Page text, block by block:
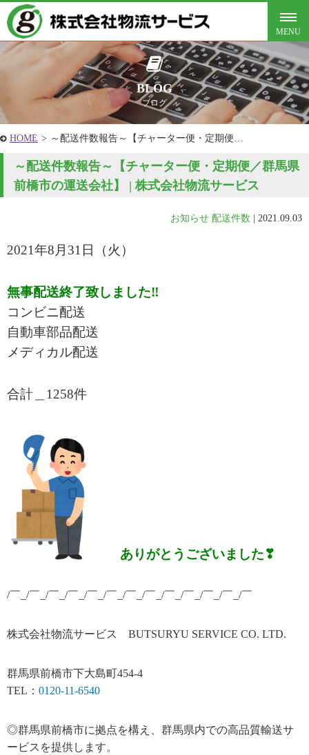
BLOG
ブログ
HOME > ～配送件数報告～【チャーター便・定期便…
～配送件数報告～【チャーター便・定期便／群馬県
前橋市の運送会社】 | 株式会社物流サービス
お知らせ 配送件数 2021.09.03
2021年8月31 日（火）
無事配送終了致しました‼
コンビニ配送
自動車部品配送
メディカル配送
合計＿1258件
ありがとうございました❣
/￣_/￣_/￣_/￣_/￣_/￣_/￣_/￣_/￣_/￣_/￣_/￣_/￣
株式会社物流サービス BUTSURYU SERVICE CO. LTD.
群馬県前橋市下大島町454-4
TEL： 0120-11-6540
◎群馬県前橋市に拠点を構え、群馬県内での高品質輸送サ
ービスを提供します。